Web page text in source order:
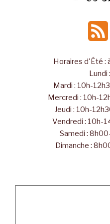
Horaires d'Été :
Lundi
Mardi : 10h-
Mercredi : 10h-
Jeudi : 10h-
Vendredi : 10h-
Samedi :
Dimanche :